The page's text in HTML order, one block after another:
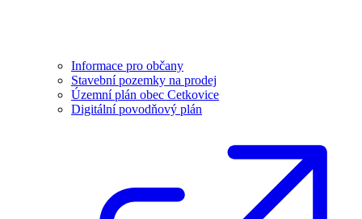
Informace pro občany
Stavební pozemky na prodej
Územní plán obec Cetkovice
Digitální povodňový plán